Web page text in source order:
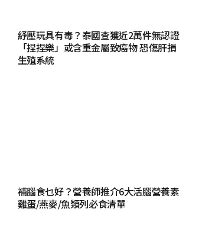
紓壓玩具有毒？泰國查獲近2萬件無認證
「捏捏樂」或含重金屬致癌物 恐傷肝損
生殖系統
補腦食乜好？營養師推介6大活腦營養素
雞蛋/燕麥/魚類列必食清單